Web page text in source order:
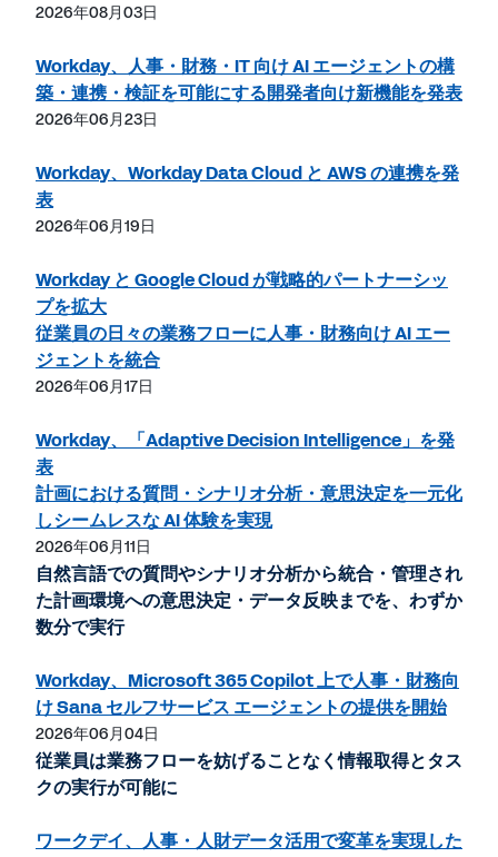
2026年08月03日
Workday、人事・財務・IT 向け AI エージェントの構
築・連携・検証を可能にする開発者向け新機能を発表
2026年06月23日
Workday、Workday Data Cloud と AWS の連携を発
表
2026年06月19日
Workday と Google Cloud が戦略的パートナーシッ
プを拡大
従業員の日々の業務フローに人事・財務向け AI エー
ジェントを統合
2026年06月17日
Workday、「Adaptive Decision Intelligence」を発
表
計画における質問・シナリオ分析・意思決定を一元化
しシームレスな AI 体験を実現
2026年06月11日
自然言語での質問やシナリオ分析から統合・管理され
た計画環境への意思決定・データ反映までを、わずか
数分で実行
Workday、Microsoft 365 Copilot 上で人事・財務向
け Sana セルフサービス エージェントの提供を開始
2026年06月04日
従業員は業務フローを妨げることなく情報取得とタス
クの実行が可能に
ワークデイ、人事・人財データ活用で変革を実現した